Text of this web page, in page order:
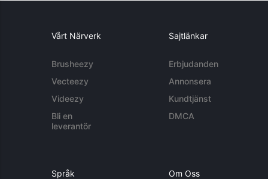
Vårt Närverk
Brusheezy
Vecteezy
Videezy
Bli en
leverantör
Sajtlänkar
Erbjudanden
Annonsera
Kundtjänst
DMCA
Språk Om Oss